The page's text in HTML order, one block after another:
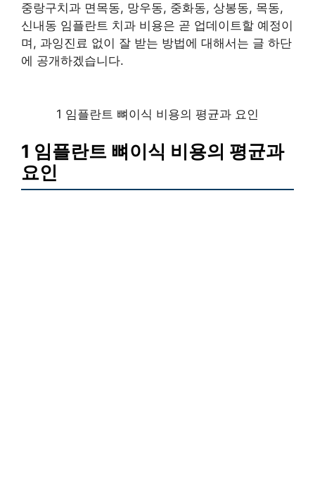
중랑구치과 면목동, 망우동, 중화동, 상봉동, 목동,
신내동 임플란트 치과 비용은 곧 업데이트할 예정이
며, 과잉진료 없이 잘 받는 방법에 대해서는 글 하단
에 공개하겠습니다.
1 임플란트 뼈이식 비용의 평균과 요인
1 임플란트 뼈이식 비용의 평균과
요인